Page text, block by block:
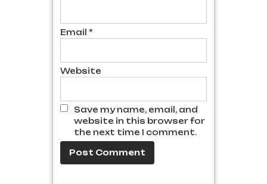
Email *
Website
Save my name, email, and
website in this browser for
the next time I comment.